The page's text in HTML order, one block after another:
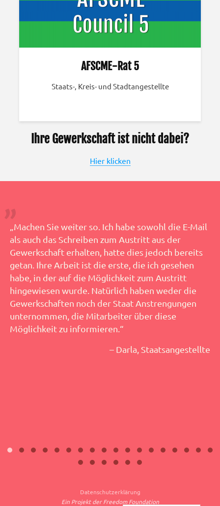
AFSCME-Rat 5
Staats-, Kreis- und Stadtangestellte
Ihre Gewerkschaft ist nicht dabei?
Hier klicken
„Machen Sie weiter so. Ich habe sowohl die E-Mail
als auch das Schreiben zum Austritt aus der
Gewerkschaft erhalten, hatte dies jedoch bereits
getan. Ihre Arbeit ist die erste, die ich gesehen
habe, in der auf die Möglichkeit zum Austritt
hingewiesen wurde. Natürlich haben weder die
Gewerkschaften noch der Staat Anstrengungen
unternommen, die Mitarbeiter über diese
Möglichkeit zu informieren.“
– Darla, Staatsangestellte
Datenschutzerklärung
Ein Projekt der Freedom Foundation